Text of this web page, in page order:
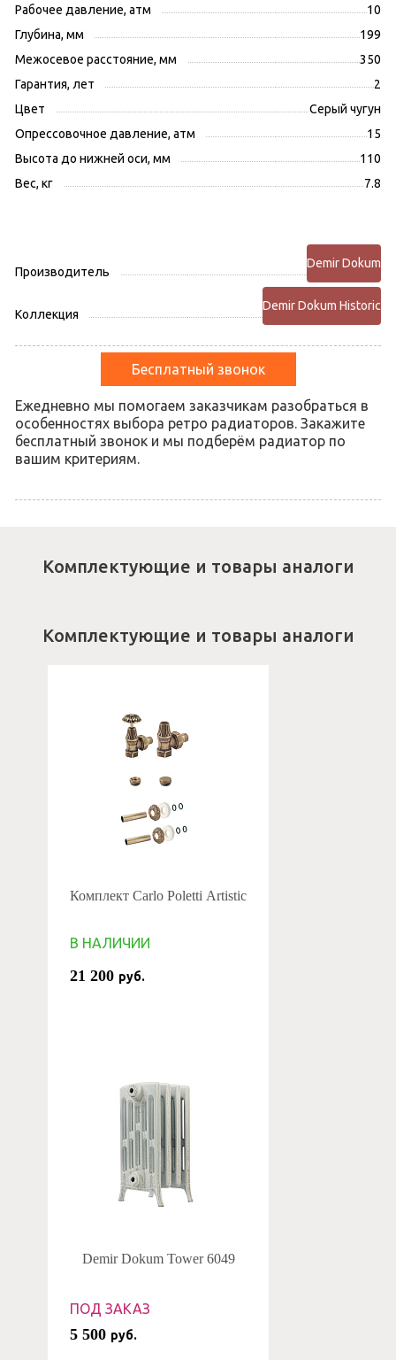
Рабочее давление, атм
10
Глубина, мм
199
Межосевое расстояние, мм
350
Гарантия, лет
2
Цвет
Серый чугун
Опрессовочное давление, атм
15
Высота до нижней оси, мм
110
Вес, кг
7.8
Производитель
Demir Dokum
Коллекция
Demir Dokum Historic
Бесплатный звонок
Ежедневно мы помогаем заказчикам разобраться в
особенностях выбора ретро радиаторов. Закажите
бесплатный звонок и мы подберём радиатор по
вашим критериям.
Комплектующие и товары аналоги
Комплектующие и товары аналоги
Комплект Carlo Poletti Artistic
В НАЛИЧИИ
21 200 руб.
Demir Dokum Tower 6049
ПОД ЗАКАЗ
5 500 руб.